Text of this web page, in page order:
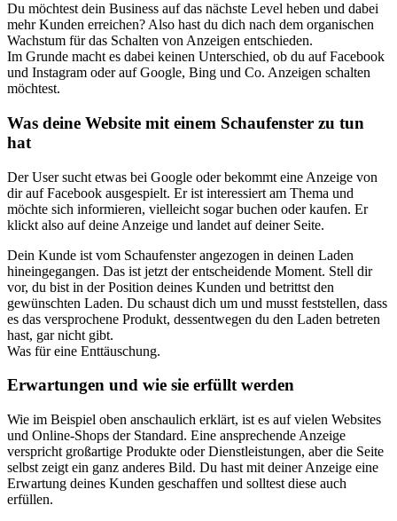
Du möchtest dein Business auf das nächste Level heben und dabei
mehr Kunden erreichen? Also hast du dich nach dem organischen
Wachstum für das Schalten von Anzeigen entschieden.
Im Grunde macht es dabei keinen Unterschied, ob du auf Facebook
und Instagram oder auf Google, Bing und Co. Anzeigen schalten
möchtest.
Was deine Website mit einem Schaufenster zu tun
hat
Der User sucht etwas bei Google oder bekommt eine Anzeige von
dir auf Facebook ausgespielt. Er ist interessiert am Thema und
möchte sich informieren, vielleicht sogar buchen oder kaufen. Er
klickt also auf deine Anzeige und landet auf deiner Seite.
Dein Kunde ist vom Schaufenster angezogen in deinen Laden
hineingegangen. Das ist jetzt der entscheidende Moment. Stell dir
vor, du bist in der Position deines Kunden und betrittst den
gewünschten Laden. Du schaust dich um und musst feststellen, dass
es das versprochene Produkt, dessentwegen du den Laden betreten
hast, gar nicht gibt.
Was für eine Enttäuschung.
Erwartungen und wie sie erfüllt werden
Wie im Beispiel oben anschaulich erklärt, ist es auf vielen Websites
und Online-Shops der Standard. Eine ansprechende Anzeige
verspricht großartige Produkte oder Dienstleistungen, aber die Seite
selbst zeigt ein ganz anderes Bild. Du hast mit deiner Anzeige eine
Erwartung deines Kunden geschaffen und solltest diese auch
erfüllen.